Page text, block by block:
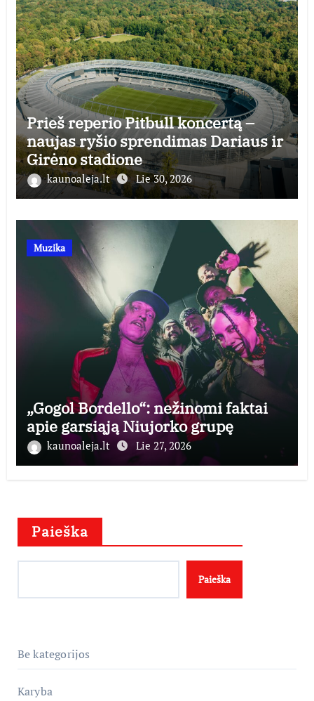
Prieš reperio Pitbull koncertą –
naujas ryšio sprendimas Dariaus ir
Girėno stadione
kaunoaleja.lt Lie 30, 2026
Muzika
„Gogol Bordello“: nežinomi faktai
apie garsiąją Niujorko grupę
kaunoaleja.lt Lie 27, 2026
Paieška
Paieška
Be kategorijos
Karyba